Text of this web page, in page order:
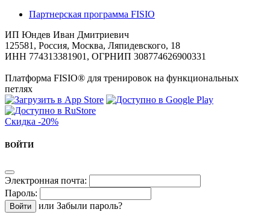
Партнерская программа FISIO
ИП Юндев Иван Дмитриевич
125581, Россия, Москва, Ляпидевского, 18
ИНН 774313381901, ОГРНИП 308774626900331
Платформа FISIO® для тренировок на функциональных
петлях
Скидка -20%
ВОЙТИ
Электронная почта:
Пароль:
или Забыли пароль?